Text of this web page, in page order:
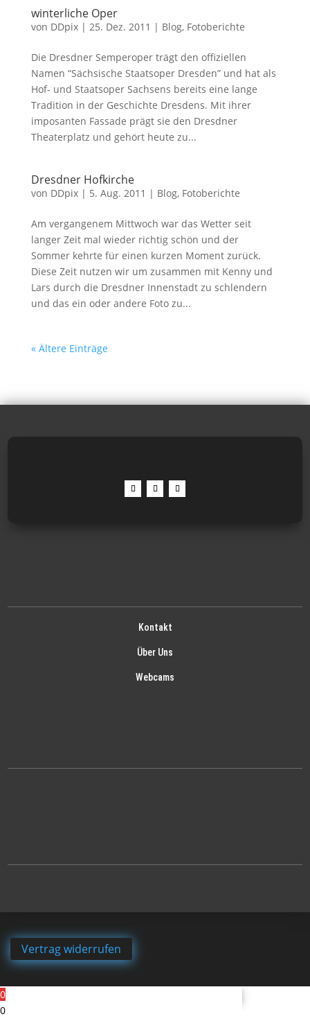
winterliche Oper
von DDpix| 25. Dez. 2011 | Blog, Fotoberichte
Die Dresdner Semperoper trägt den offiziellen
Namen “Sächsische Staatsoper Dresden” und hat als
Hof- und Staatsoper Sachsens bereits eine lange
Tradition in der Geschichte Dresdens. Mit ihrer
imposanten Fassade prägt sie den Dresdner
Theaterplatz und gehört heute zu...
Dresdner Hofkirche
von DDpix| 5. Aug. 2011 | Blog, Fotoberichte
Am vergangenem Mittwoch war das Wetter seit
langer Zeit mal wieder richtig schön und der
Sommer kehrte für einen kurzen Moment zurück.
Diese Zeit nutzen wir um zusammen mit Kenny und
Lars durch die Dresdner Innenstadt zu schlendern
und das ein oder andere Foto zu...
« Ältere Einträge
Kontakt
Über Uns
Webcams
Vertrag widerrufen
0
0